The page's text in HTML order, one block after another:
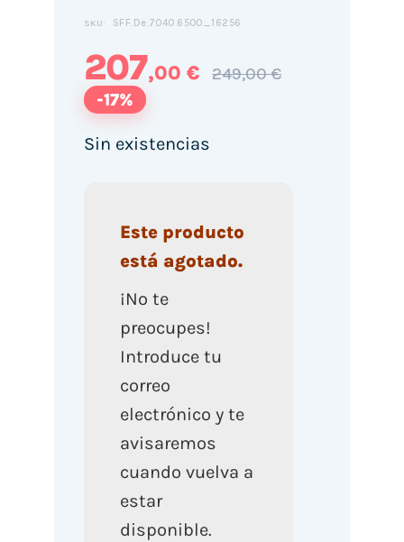
SKU: SFF.De.7040.6500_16256
207,00 € 249,00 €
-17%
Sin existencias
Este producto
está agotado.
¡No te
preocupes!
Introduce tu
correo
electrónico y te
avisaremos
cuando vuelva a
estar
disponible.